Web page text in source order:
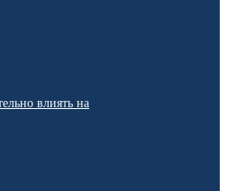
влиять на